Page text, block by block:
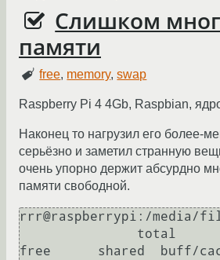
Слишком
памяти
free, memory,swap
Raspberry Pi 4 4Gb, Raspbian,
Наконец то нагрузил его более-
серьёзно и заметил странную
очень упорно держит абсурдно
памяти свободной.
rrr@raspberrypi:/media/
free      shared  buff/